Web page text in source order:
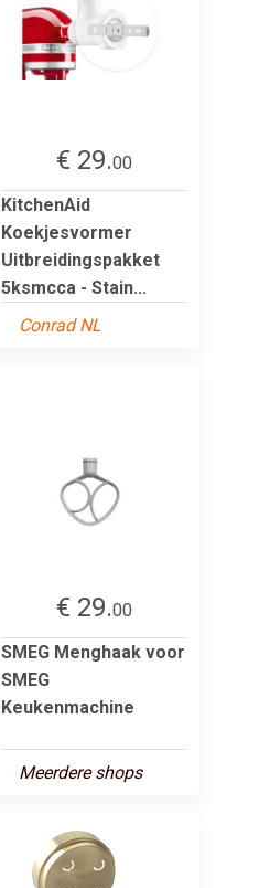
€ 29.00
KitchenAid
Koekjesvormer
Uitbreidingspakket
5ksmcca - Stain...
Conrad NL
€ 29.00
SMEG Menghaak voor
SMEG
Keukenmachine
Meerdere shops